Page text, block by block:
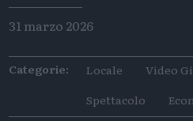
31 marzo 2026
Categorie: Locale Video
Spettacolo